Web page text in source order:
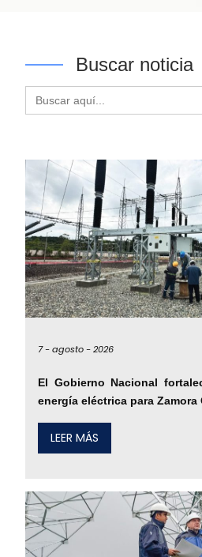
Buscar noticia
Buscar:
7 -agosto -2026
El Gobierno Nacional
energía eléctrica para Zamora
LEER MÁS